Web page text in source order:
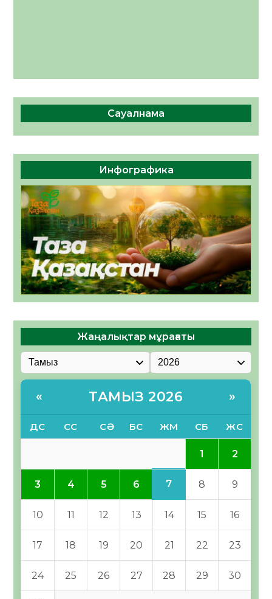
Сауалнама
Инфографика
Жаңалықтар мұрағаты
« ТАМЫЗ 2026 »
ДС СС СӘ БС ЖМ СБ ЖС
1 2
3 4 5 6 7 8 9
10 11 12 13 14 15 16
17 18 19 20 21 22 23
24 25 26 27 28 29 30